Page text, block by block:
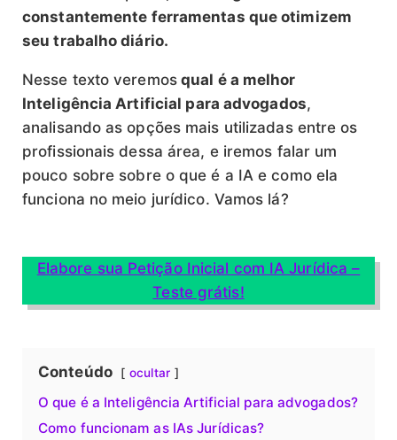
constantemente ferramentas que otimizem
seu trabalho diário.
Nesse texto veremosqual é a melhor
Inteligência Artificial para advogados,
analisando as opções mais utilizadas entre os
profissionais dessa área, e iremos falar um
pouco sobre sobre o que é a IA e como ela
funciona no meio jurídico. Vamos lá?
Elabore sua Petição Inicial com IA Jurídica –
Teste grátis!
Conteúdo ocultar
O que é a Inteligência Artificial para advogados?
Como funcionam as IAs Jurídicas?